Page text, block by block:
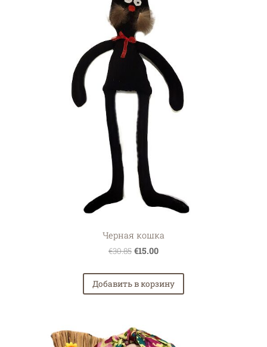
Черная кошка
€30.85 €15.00
Добавить в корзину